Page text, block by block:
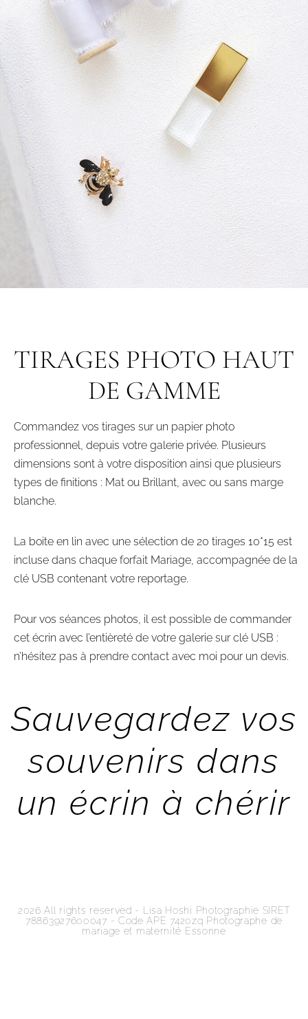
TIRAGES PHOTO HAUT
DE GAMME
Commandez vos tirages sur un papier photo
professionnel, depuis votre galerie privée. Plusieurs
dimensions sont à votre disposition ainsi que plusieurs
types de finitions : Mat ou Brillant, avec ou sans marge
blanche.
La boite en lin avec une sélection de 20 tirages 10*15 est
incluse dans chaque forfait Mariage , accompagnée de la
clé USB contenant votre reportage.
Pourvos séances photos , il est possible de commander
cet écrin avec l’entièreté de votre galerie sur clé USB :
n’hésitez pas à prendre contact avec moi pour un devis.
Sauvegardez vos
souvenirs dans
un écrin à chérir
2026 All rights reserved - Lisa Hoshi Photographie SIRET
78863927600047 - Code APE 7420zq Photographe de
mariage et maternité Essonne